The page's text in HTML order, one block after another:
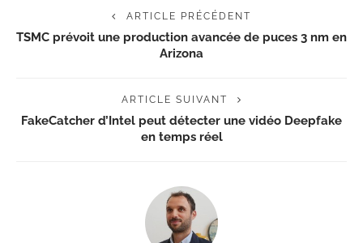
ARTICLE PRÉCÉDENT
TSMC prévoit une production avancée de puces 3 nm en
Arizona
ARTICLE SUIVANT
FakeCatcher d’Intel peut détecter une vidéo Deepfake
en temps réel